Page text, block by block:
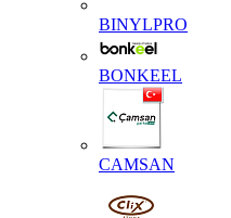
BINYLPRO
BONKEEL
CAMSAN